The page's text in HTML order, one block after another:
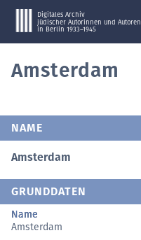
Digitales Archiv
jüdischer Autorinnen und Autoren
in Berlin 1933–1945
Amsterdam
NAME
Amsterdam
GRUNDDATEN
Name
Amsterdam